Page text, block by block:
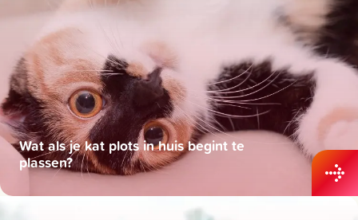
Wat als je kat plots in huis begint te
plassen?